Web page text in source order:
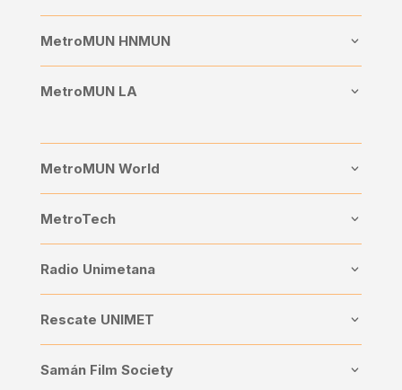
MetroMUN HNMUN
MetroMUN LA
MetroMUN World
MetroTech
Radio Unimetana
Rescate UNIMET
Samán Film Society